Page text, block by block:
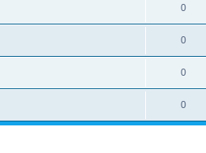
0
0
0
0